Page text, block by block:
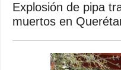
Explosión de pipa
muertos en